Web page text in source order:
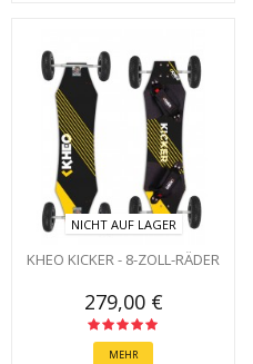
NICHT AUF LAGER
KHEO KICKER - 8-ZOLL-RÄDER
279,00 €
MEHR